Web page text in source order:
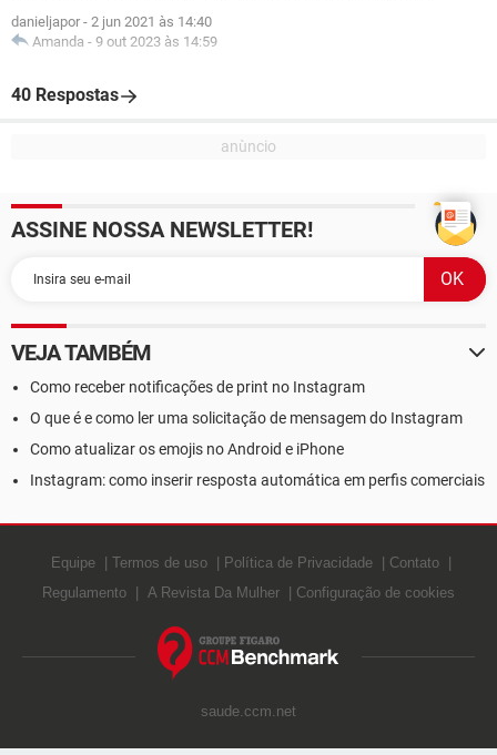
danieljapor - 2 jun 2021 às 14:40
Amanda - 9 out 2023 às 14:59
40 Respostas
ASSINE NOSSA NEWSLETTER!
VEJA TAMBÉM
Como receber notificações de print no Instagram
O que é e como ler uma solicitação de mensagem do Instagram
Como atualizar os emojis no Android e iPhone
Instagram: como inserir resposta automática em perfis comerciais
Equipe Termos de uso Política de Privacidade
Contato
Regulamento
A Revista Da Mulher Configuração de cookies
saude.ccm.net